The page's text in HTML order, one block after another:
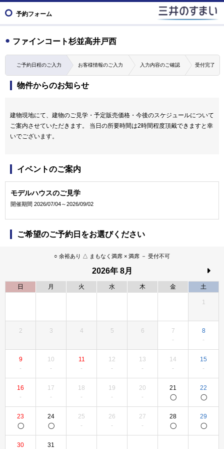
予約フォーム
ファインコート杉並高井戸西
ご予約日程のご入力 お客様情報のご入力 入力内容のご確認 受付完了
物件からのお知らせ
建物現地にて、建物のご見学・予定販売価格・今後のスケジュールについて
ご案内させていただきます。 当日の所要時間は2時間程度頂戴できますと幸
いでございます。
イベントのご案内
モデルハウスのご見学
開催期間 2026/07/04～2026/09/02
ご希望のご予約日をお選びください
○ 余裕あり △ まもなく満席 × 満席 － 受付不可
2026年 8月
日 月 火 水 木 金 土
1
2 3 4 5 6 7 8
9 10 11 12 13 14 15
16 17 18 19 20 21 22
23 24 25 26 27 28 29
30 31